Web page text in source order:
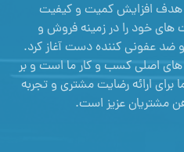
هدف افزایش کمیت و کیفیت
های خود را در زمینه فروش و
ضد عفونی کننده دست آغاز کرد.
های اصلی کسب و کار ما است و بر
ارائه رضایت مشتری و تجربه
مشتریان عزیز است.